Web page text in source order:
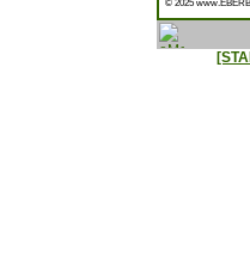
© 2025